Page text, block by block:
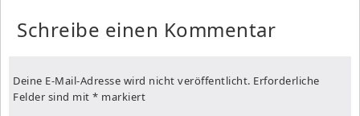
Schreibe einen Kommentar
Deine E-Mail-Adresse wird nicht veröffentlicht. Erforderliche
Felder sind mit * markiert